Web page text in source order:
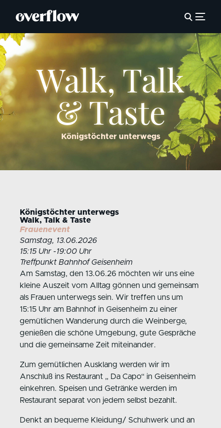
Walk, Talk
& Taste
Königstöchter unterwegs
Königstöchter unterwegs
Walk, Talk & Taste
Frauenevent
Samstag, 13.06.2026
15:15 Uhr -19:00 Uhr
Treffpunkt Bahnhof Geisenheim
Am Samstag, den 13.06.26 möchten wir uns eine
kleine Auszeit vom Alltag gönnen und gemeinsam
als Frauen unterwegs sein. Wir treffen uns um
15:15 Uhr am Bahnhof in Geisenheim zu einer
gemütlichen Wanderung durch die Weinberge,
genießen die schöne Umgebung, gute Gespräche
und die gemeinsame Zeit miteinander.
Zum gemütlichen Ausklang werden wir im
Anschluß ins Restaurant „ Da Capo“ in Geisenheim
einkehren. Speisen und Getränke werden im
Restaurant separat von jedem selbst bezahlt.
Denkt an bequeme Kleidung/ Schuhwerk und an